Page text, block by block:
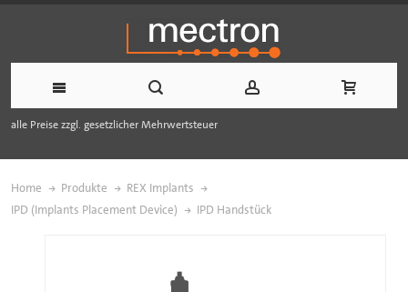
alle Preise zzgl. gesetzlicher Mehrwertsteuer
Home Produkte
REX Implants
IPD (Implants Placement Device)
IPD Handstück